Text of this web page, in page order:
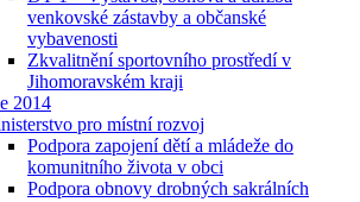
venkovské zástavby a občanské
vybavenosti
Zkvalitnění sportovního prostředí v
Jihomoravském kraji
2014
pro místní rozvoj
Podpora zapojení dětí a mládeže do
komunitního života v obci
Podpora obnovy drobných sakrálních